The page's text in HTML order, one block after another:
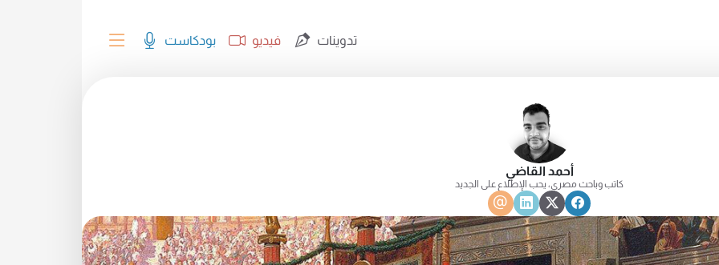
بودكاست فيديو تدوينات
أحمد القاضي
كاتب وباحث مصري، يحب الإطلاع على الجديد